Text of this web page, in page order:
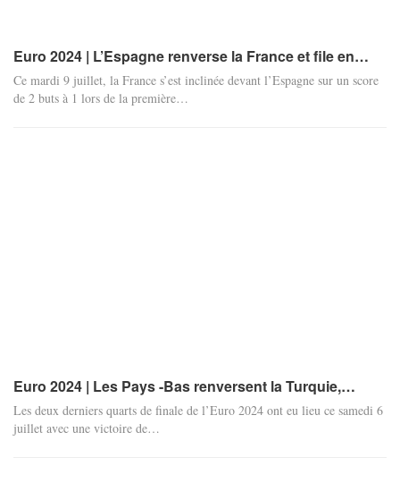
Euro 2024 | L’Espagne renverse la France et file en…
Ce mardi 9 juillet, la France s’est inclinée devant l’Espagne sur un score
de 2 buts à 1 lors de la première…
Euro 2024 | Les Pays -Bas renversent la Turquie,…
Les deux derniers quarts de finale de l’Euro 2024 ont eu lieu ce samedi 6
juillet avec une victoire de…